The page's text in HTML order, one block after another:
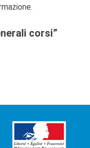
corsi”